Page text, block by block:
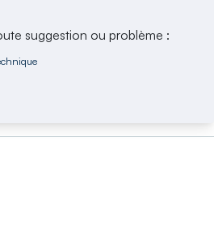
suggestion ou problème :